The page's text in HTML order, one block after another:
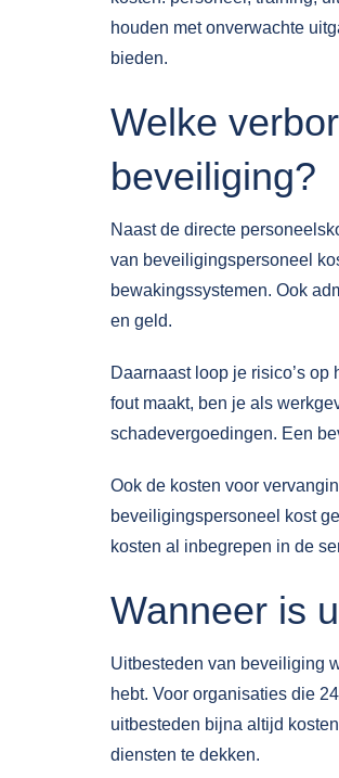
houden met onverwachte
bieden.
Welke
beveiliging?
Naast de directe
van beveiligingspersoneel
bewakingssystemen. Ook
en geld.
Daarnaast loop je risico’s
fout maakt, ben je als
schadevergoedingen. Een
Ook de kosten voor
beveiligingspersoneel kost
kosten al inbegrepen in de
Wanneer is
Uitbesteden van beveiliging
hebt. Voor organisaties die
uitbesteden bijna altijd
diensten te dekken.